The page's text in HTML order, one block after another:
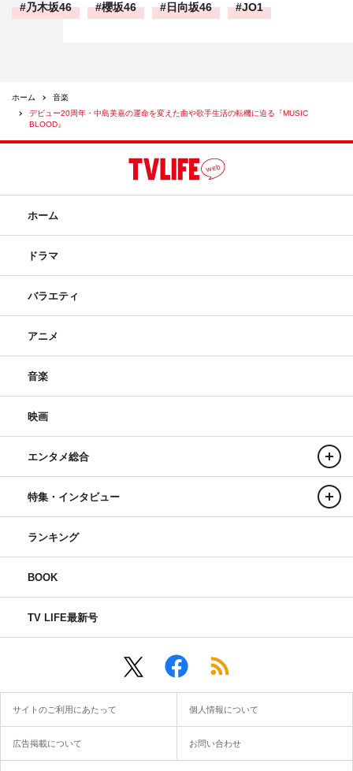
乃木坂46 櫻坂46 日向坂46 JO1
ホーム
音楽
デビュー20周年・中島美嘉の運命を変えた曲や歌手生活の転機に迫る『MUSIC
BLOOD』
ホーム
ドラマ
バラエティ
アニメ
音楽
映画
エンタメ総合
特集・インタビュー
ランキング
BOOK
TV LIFE最新号
サイトのご利用にあたって 個人情報について
広告掲載について お問い合わせ